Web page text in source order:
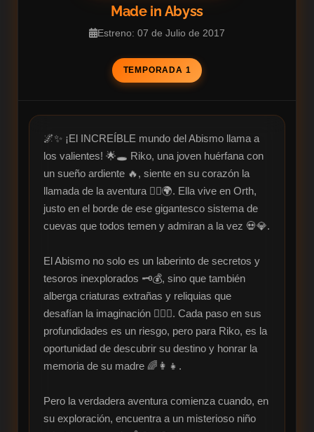
Made in Abyss
Estreno: 07 de Julio de 2017
TEMPORADA 1
🌌✨ ¡El INCREÍBLE mundo del Abismo llama a
los valientes! 🌟🕳️ Riko, una joven huérfana con
un sueño ardiente 🔥, siente en su corazón la
llamada de la aventura 🚶‍♀️🌍. Ella vive en Orth,
justo en el borde de ese gigantesco sistema de
cuevas que todos temen y admiran a la vez 💀💎.
El Abismo no solo es un laberinto de secretos y
tesoros inexplorados 🗝️💰, sino que también
alberga criaturas extrañas y reliquias que
desafían la imaginación 🧟‍♂️✨. Cada paso en sus
profundidades es un riesgo, pero para Riko, es la
oportunidad de descubrir su destino y honrar la
memoria de su madre 🌈👩‍👧.
Pero la verdadera aventura comienza cuando, en
su exploración, encuentra a un misterioso niño